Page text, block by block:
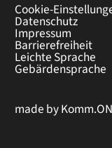
Cookie-
Datenschutz
Impressum
Barrierefreiheit
Leichte Sprache
Gebärdensprache
made by